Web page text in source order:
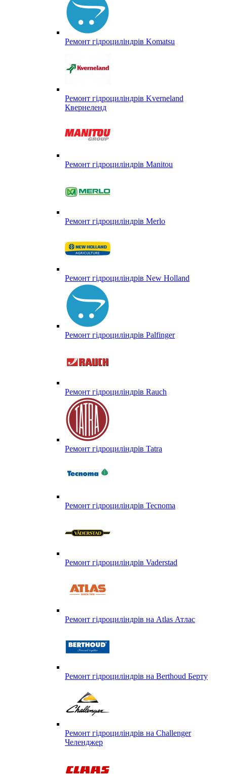
Ремонт гідроциліндрів Komatsu
Ремонт гідроциліндрів Kverneland
Квернеленд
Ремонт гідроциліндрів Manitou
Ремонт гідроциліндрів Merlo
Ремонт гідроциліндрів New Holland
Ремонт гідроциліндрів Palfinger
Ремонт гідроциліндрів Rauch
Ремонт гідроциліндрів Tatra
Ремонт гідроциліндрів Tecnoma
Ремонт гідроциліндрів Vaderstad
Ремонт гідроциліндрів на Atlas Атлас
Ремонт гідроциліндрів на Berthoud Берту
Ремонт гідроциліндрів на Challenger
Челенджер